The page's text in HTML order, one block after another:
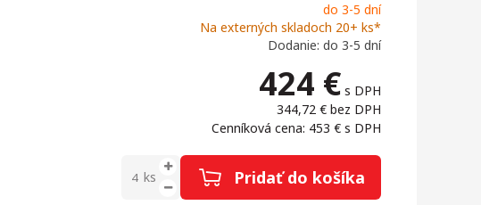
do 3-5 dní
Na externých skladoch 20+ ks*
Dodanie: do 3-5 dní
424 € s DPH
344,72 € bez DPH
Cenníková cena: 453 € s DPH
ks Pridať do košíka